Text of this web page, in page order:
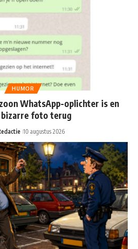
HUMOR
WhatsApp-oplichter is en
foto terug
10 augustus 2026